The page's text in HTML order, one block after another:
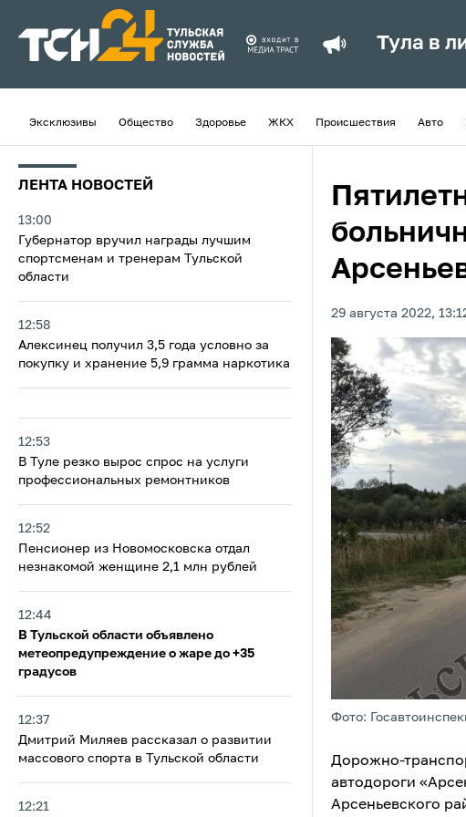
Тула в
Эксклюзивы Общество Здоровье ЖКХ Происшествия Авто
ЛЕНТА НОВОСТЕЙ
13:00
Губернатор вручил награды лучшим
спортсменам и тренерам Тульской
области
12:58
Алексинец получил 3,5 года условно за
покупку и хранение 5,9 грамма наркотика
12:53
В Туле резко вырос спрос на услуги
профессиональных ремонтников
12:52
Пенсионер из Новомосковска отдал
незнакомой женщине 2,1 млн рублей
12:44
В Тульской области объявлено
метеопредупреждение о жаре до +35
градусов
12:37
Дмитрий Миляев рассказал о развитии
массового спорта в Тульской области
12:21
29 августа 2022,
Фото:
Дорожно-
автодороги
Арсеньевского